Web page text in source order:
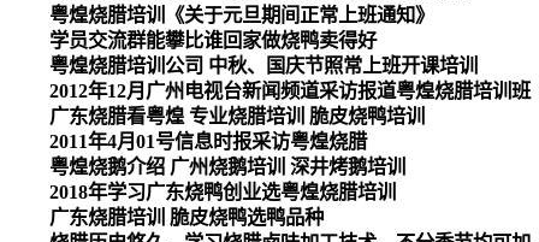
粤煌烧腊培训《关于元旦期间正常上班通知》
学员交流群能攀比谁回家做烧鸭卖得好
粤煌烧腊培训公司 中秋、国庆节照常上班开课培训
2012年12月广州电视台新闻频道采访报道粤煌烧腊培训班
广东烧腊看粤煌 专业烧腊培训 脆皮烧鸭培训
2011年4月01号信息时报采访粤煌烧腊
粤煌烧鹅介绍 广州烧鹅培训 深井烤鹅培训
2018年学习广东烧鸭创业选粤煌烧腊培训
广东烧腊培训 脆皮烧鸭选鸭品种